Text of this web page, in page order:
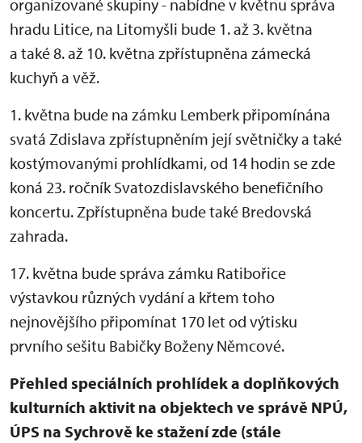
organizované skupiny - nabídne v květnu správa
hradu Litice, na Litomyšli bude 1. až 3. května
a také 8. až 10. května zpřístupněna zámecká
kuchyň a věž.
1. května bude na zámku Lemberk připomínána
svatá Zdislava zpřístupněním její světničky a také
kostýmovanými prohlídkami, od 14 hodin se zde
koná 23. ročník Svatozdislavského benefičního
koncertu. Zpřístupněna bude také Bredovská
zahrada.
17. května bude správa zámku Ratibořice
výstavkou různých vydání a křtem toho
nejnovějšího připomínat 170 let od výtisku
prvního sešitu Babičky Boženy Němcové.
Přehled speciálních prohlídek a doplňkových
kulturních aktivit na objektech ve správě NPÚ,
ÚPS na Sychrově ke stažení zde (stále